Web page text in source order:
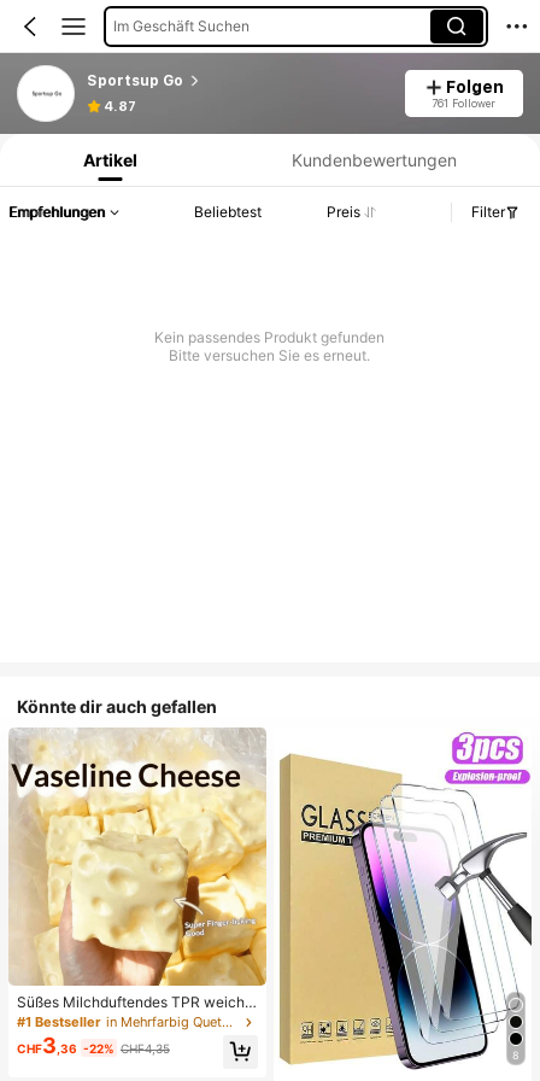
Im Geschäft Suchen
Sportsup Go
4.87
Folgen
761 Follower
Produktinformation: Preisangabe, Verkaufs- und Lagerbestandsdetails.
Artikel Kundenbewertungen
Empfehlungen Beliebtest Preis Filter
Kein passendes Produkt gefunden
Bitte versuchen Sie es erneut.
Könnte dir auch gefallen
Süßes Milchduftendes TPR weiche
s quetschbares Dumpling-förmiges
Stressabbau-Spielzeug, 5cm niedli
ches lustiges Quetsch-Stressabbau
#1 Bestseller in Mehrfarbig Quetschspielzeug für Teenager
CHF3 ,36 -22% CHF4,35 8